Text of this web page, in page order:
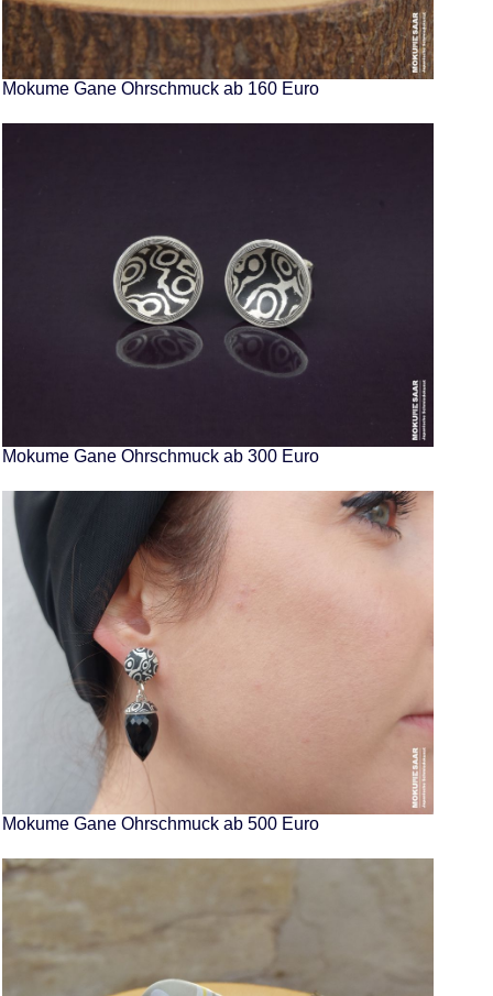
Mokume Gane Ohrschmuck ab 160 Euro
Mokume Gane Ohrschmuck ab 300 Euro
Mokume Gane Ohrschmuck ab 500 Euro